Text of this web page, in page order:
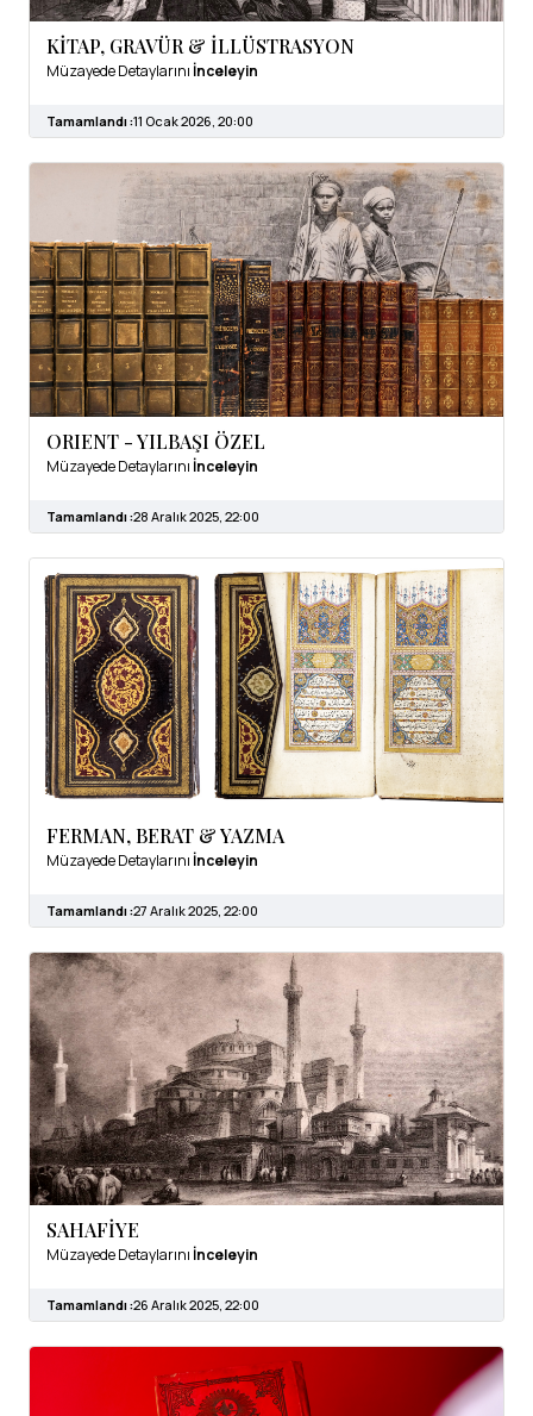
KİTAP, GRAVÜR & İLLÜSTRASYON
Müzayede Detaylarını İnceleyin
Tamamlandı :11 Ocak 2026, 20:00
ORIENT - YILBAŞI ÖZEL
Müzayede Detaylarını İnceleyin
Tamamlandı :28 Aralık 2025, 22:00
FERMAN, BERAT & YAZMA
Müzayede Detaylarını İnceleyin
Tamamlandı :27 Aralık 2025, 22:00
SAHAFİYE
Müzayede Detaylarını İnceleyin
Tamamlandı :26 Aralık 2025, 22:00